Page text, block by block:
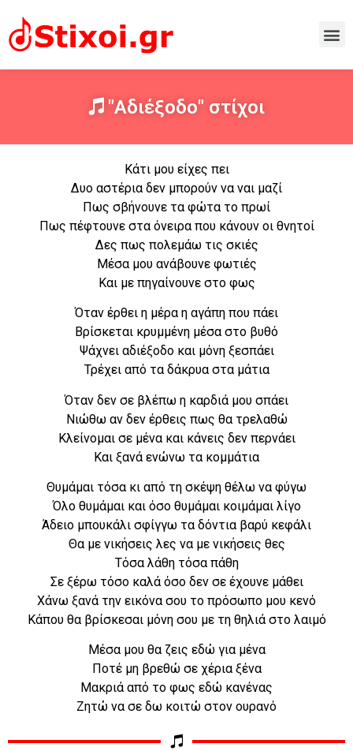
"Αδιέξοδο" στίχοι
Κάτι μου είχες πει
Δυο αστέρια δεν μπορούν να ναι μαζί
Πως σβήνουνε τα φώτα το πρωί
Πως πέφτουνε στα όνειρα που κάνουν οι θνητοί
Δες πως πολεμάω τις σκιές
Μέσα μου ανάβουνε φωτιές
Και με πηγαίνουνε στο φως
Όταν έρθει η μέρα η αγάπη που πάει
Βρίσκεται κρυμμένη μέσα στο βυθό
Ψάχνει αδιέξοδο και μόνη ξεσπάει
Τρέχει από τα δάκρυα στα μάτια
Όταν δεν σε βλέπω η καρδιά μου σπάει
Νιώθω αν δεν έρθεις πως θα τρελαθώ
Κλείνομαι σε μένα και κάνεις δεν περνάει
Και ξανά ενώνω τα κομμάτια
Θυμάμαι τόσα κι από τη σκέψη θέλω να φύγω
Όλο θυμάμαι και όσο θυμάμαι κοιμάμαι λίγο
Άδειο μπουκάλι σφίγγω τα δόντια βαρύ κεφάλι
Θα με νικήσεις λες να με νικήσεις θες
Τόσα λάθη τόσα πάθη
Σε ξέρω τόσο καλά όσο δεν σε έχουνε μάθει
Χάνω ξανά την εικόνα σου το πρόσωπο μου κενό
Κάπου θα βρίσκεσαι μόνη σου με τη θηλιά στο λαιμό
Μέσα μου θα ζεις εδώ για μένα
Ποτέ μη βρεθώ σε χέρια ξένα
Μακριά από το φως εδώ κανένας
Ζητώ να σε δω κοιτώ στον ουρανό